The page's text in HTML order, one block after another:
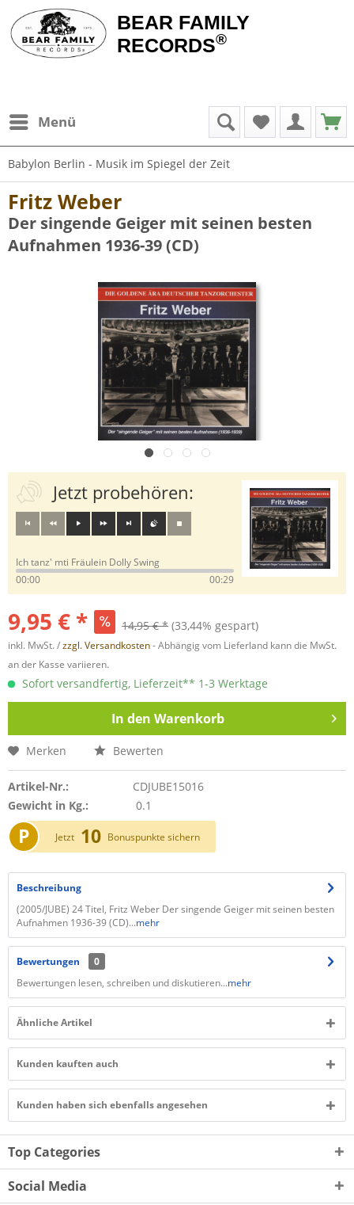
BEAR FAMILY
RECORDS®
Menü
Babylon Berlin - Musik im Spiegel der Zeit
Fritz Weber
Der singende Geiger mit seinen besten
Aufnahmen 1936-39 (CD)
Jetzt probehören:
Ich tanz' mti Fräulein Dolly Swing
00:00
00:29
9,95 € * 14,95 € * (33,44% gespart)
inkl. MwSt. /zzgl. Versandkosten- Abhängig vom Lieferland kann die MwSt.
an der Kasse variieren.
Sofort versandfertig, Lieferzeit** 1-3 Werktage
In den Warenkorb
Merken Bewerten
Artikel-Nr.:
CDJUBE15016
Gewicht in Kg.:
0.1
P Jetzt 10 Bonuspunkte sichern
Beschreibung
(2005/JUBE) 24 Titel, Fritz Weber Der singende Geiger mit seinen besten
Aufnahmen 1936-39 (CD)...mehr
Bewertungen
0
Bewertungen lesen, schreiben und diskutieren...mehr
Ähnliche Artikel
Kunden kauften auch
Kunden haben sich ebenfalls angesehen
Top Categories
Social Media